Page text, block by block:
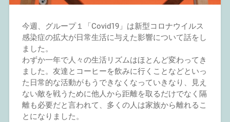
今週、グループ１「Covid19」は新型コロナウイルス
感染症の拡大が日常生活に与えた影響について話をし
ました。
わずか一年で人々の生活リズムはほとんど変わってき
ました。友達とコーヒーを飲みに行くことなどといっ
た日常的な活動がもうできなくなっていきなり、見え
ない敵を戦うために他人から距離を取るだけでなく隔
離も必要だと言われて、多くの人は家族から離れるこ
とになりました。